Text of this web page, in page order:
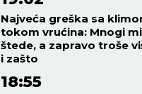
Najveća greška sa
tokom vrućina: Mnogi
štede, a zapravo troše
i zašto
18:55